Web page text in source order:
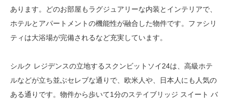
あります。どのお部屋もラグジュアリーな内装とインテリアで、
ホテルとアパートメントの機能性が融合した物件です。ファシリ
ティは大浴場が完備されるなど充実しています。
シルク レジデンスの立地するスクンビットソイ24は、高級ホテ
ルなどが立ち並ぶセレブな通りで、欧米人や、日本人にも人気の
ある通りです。物件から歩いて1分のステイブリッジ スイート バ